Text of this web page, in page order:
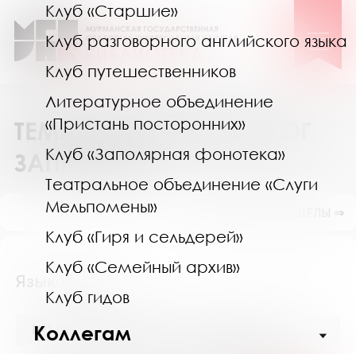
Клуб «Старшие»
Клуб разговорного английского языка
Клуб путешественников
Литературное объединение
«Пристань посторонних»
Клуб «Заполярная фонотека»
Театральное объединение «Слуги
Мельпомены»
Клуб «Гиря и сельдерей»
Клуб «Семейный архив»
Клуб гидов
Коллегам
ТЕМАТИЧЕСКИЙ КАТАЛОГ
ЗАПРОСОВ
Языкознание
№11559 (Мурманск) от 20 октября 2019
ПОКАЗАТЬ ПОДРАЗДЕЛЫ ⇒